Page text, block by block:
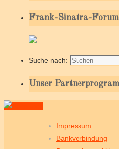
Frank-Sinatra-Forum
Suche nach:
Unser
Impressum
Bankverbindung